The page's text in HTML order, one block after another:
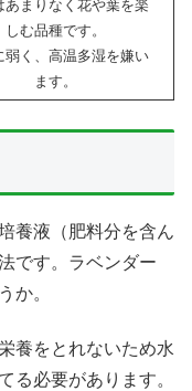
あまりなく花や葉を楽
しむ品種です。
弱く、高温多湿を嫌い
ます。
養液（肥料分を含ん
です。ラベンダー
か。
養をとれないため水
る必要があります。